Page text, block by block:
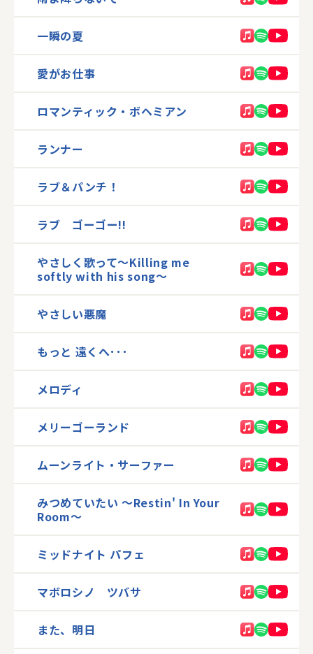
一瞬の夏
愛がお仕事
ロマンティック・ボヘミアン
ランナー
ラブ＆パンチ！
ラブ ゴーゴー!!
やさしく歌って〜Killing me
softly with his song〜
やさしい悪魔
もっと 遠くへ･･･
メロディ
メリーゴーランド
ムーンライト・サーファー
みつめていたい 〜Restin' In Your
Room〜
ミッドナイト パフェ
マボロシノ ツバサ
また、明日